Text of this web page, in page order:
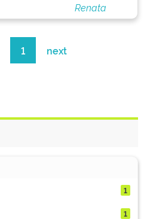
Renata
1 next
1
1